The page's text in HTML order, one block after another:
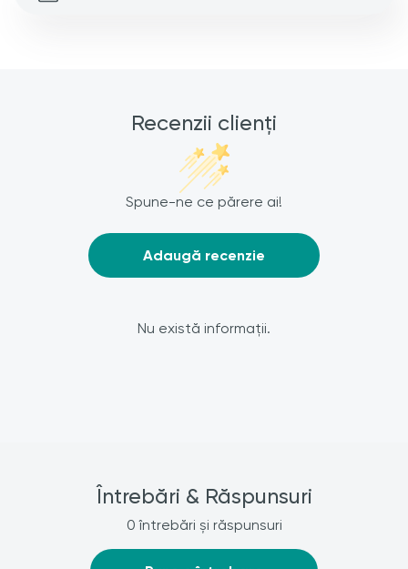
Recenzii clienți
Spune-ne ce părere ai!
Adaugă recenzie
Nu există informații.
Întrebări & Răspunsuri
0 întrebări și răspunsuri